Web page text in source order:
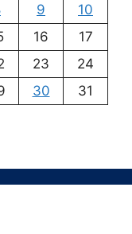
9
10
16
17
23
24
30 31